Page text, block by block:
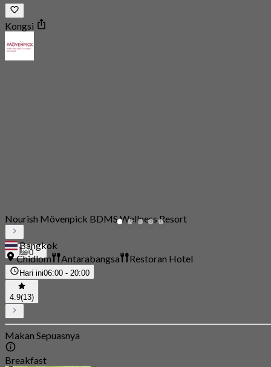
Kongsi
0
Nourish Mövenpick BDMS Wellness Resort
Bangkok
Chidlom
Antarabangsa Restoran Hotel
Hari ini06:00 - 20:00
4.9(13)
Makan Sepuasnya
Breakfast